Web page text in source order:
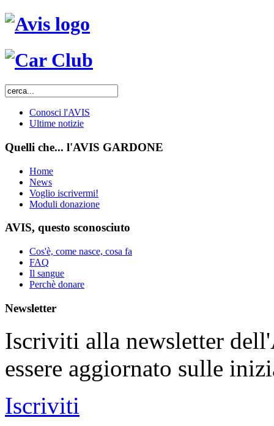
Conosci l'AVIS
Ultime notizie
Quelli che... l'AVIS GARDONE
Home
News
Voglio iscrivermi!
Moduli donazione
AVIS, questo sconosciuto
Cos'è, come nasce, cosa fa
FAQ
Il sangue
Perchè donare
Newsletter
Iscriviti alla newsletter
essere aggiornato sulle
Iscriviti